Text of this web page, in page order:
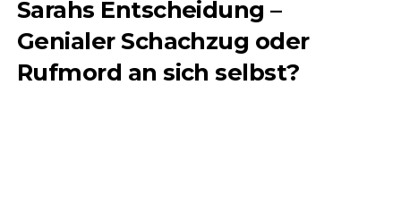
Sarahs Entscheidung –
Genialer Schachzug oder
Rufmord an sich selbst?